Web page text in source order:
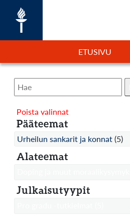
ETUSIVU
Poista valinnat
Pääteemat
Urheilun sankarit ja konnat (5)
Alateemat
Julkaisutyypit